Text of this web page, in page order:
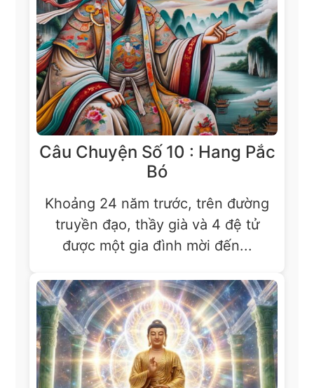
Câu Chuyện Số 10 : Hang Pắc
Bó
Khoảng 24 năm trước, trên đường
truyền đạo, thầy già và 4 đệ tử
được một gia đình mời đến...